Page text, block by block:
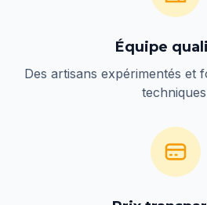
Équipe
Des artisans expérimentés et